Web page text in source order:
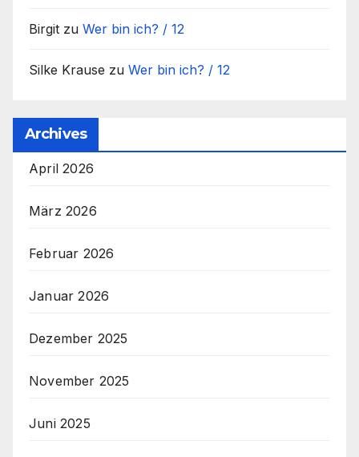
Birgit zu Wer bin ich? / 12
Silke Krause zu Wer bin ich? / 12
Archives
April 2026
März 2026
Februar 2026
Januar 2026
Dezember 2025
November 2025
Juni 2025